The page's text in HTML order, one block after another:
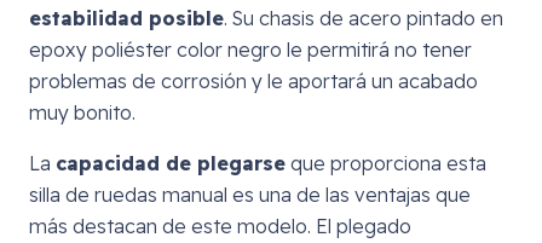
estabilidad posible. Su chasis de acero pintado en
epoxy poliéster color negro le permitirá no tener
problemas de corrosión y le aportará un acabado
muy bonito.
La capacidad de plegarse que proporciona esta
silla de ruedas manual es una de las ventajas que
más destacan de este modelo. El plegado